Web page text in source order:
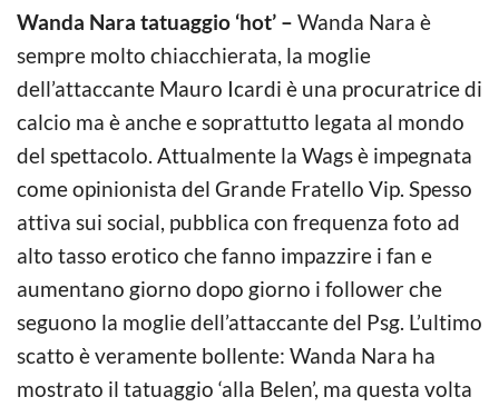
Wanda Nara tatuaggio ‘hot’ – Wanda Nara è
sempre molto chiacchierata, la moglie
dell’attaccante Mauro Icardi è una procuratrice di
calcio ma è anche e soprattutto legata al mondo
del spettacolo. Attualmente la Wags è impegnata
come opinionista del Grande Fratello Vip. Spesso
attiva sui social, pubblica con frequenza foto ad
alto tasso erotico che fanno impazzire i fan e
aumentano giorno dopo giorno i follower che
seguono la moglie dell’attaccante del Psg. L’ultimo
scatto è veramente bollente: Wanda Nara ha
mostrato il tatuaggio ‘alla Belen’, ma questa volta